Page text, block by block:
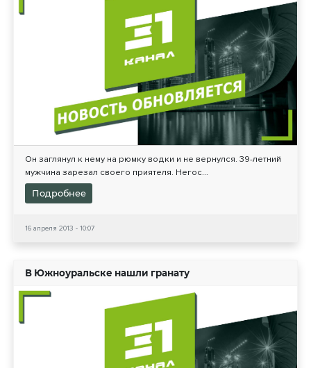
Он заглянул к нему на рюмку водки и не вернулся. 39-летний
мужчина зарезал своего приятеля. Негос...
Подробнее
16 апреля 2013 - 10:07
В Южноуральске нашли гранату